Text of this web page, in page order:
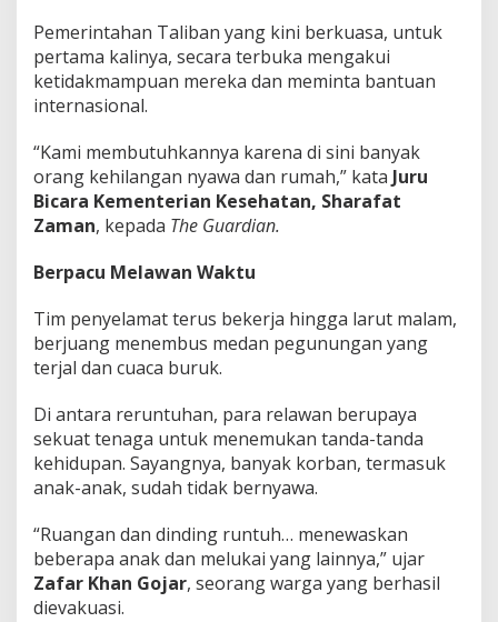
Pemerintahan Taliban yang kini berkuasa, untuk
pertama kalinya, secara terbuka mengakui
ketidakmampuan mereka dan meminta bantuan
internasional.
“Kami membutuhkannya karena di sini banyak
orang kehilangan nyawa dan rumah,” kata Juru
Bicara Kementerian Kesehatan, Sharafat
Zaman, kepada The Guardian.
Berpacu Melawan Waktu
Tim penyelamat terus bekerja hingga larut malam,
berjuang menembus medan pegunungan yang
terjal dan cuaca buruk.
Di antara reruntuhan, para relawan berupaya
sekuat tenaga untuk menemukan tanda-tanda
kehidupan. Sayangnya, banyak korban, termasuk
anak-anak, sudah tidak bernyawa.
“Ruangan dan dinding runtuh… menewaskan
beberapa anak dan melukai yang lainnya,” ujar
Zafar Khan Gojar, seorang warga yang berhasil
dievakuasi.